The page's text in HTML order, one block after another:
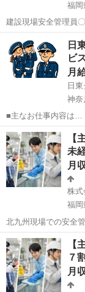
福岡
建設現場安全管理員〇現場経験を
社警福 【雇用形態】
・日本語ネイティブ
□■をご参照ください
福岡 北九州市
日
ビ
月
神奈
■主なお仕事内容は… ■防災センター業務 ●来訪者対応（受付案
内・鍵の貸出し等） ●
巡回（監視や見回
施設内の巡回・外...
神奈川 小田原市
【
未
月
株式
福岡
北九州現場での安全管理業務〇
会社警福 【雇用形態
格】 ・日本語ネイテ
人材□■をご参照くだ
福岡 北九州市
【
７
月